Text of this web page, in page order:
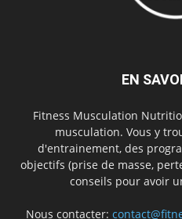
EN
Fitness Musculation
musculation. Vous y
d'entrainement, des
objectifs (prise de masse,
conseils pour avoir
Nous contacter: